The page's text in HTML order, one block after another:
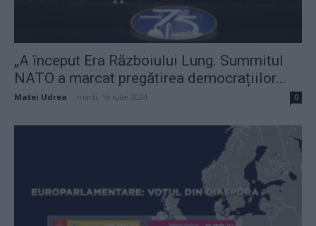
„A început Era Războiului Lung. Summitul
NATO a marcat pregătirea democrațiilor...
Matei Udrea marți, 16 iulie 2024 0